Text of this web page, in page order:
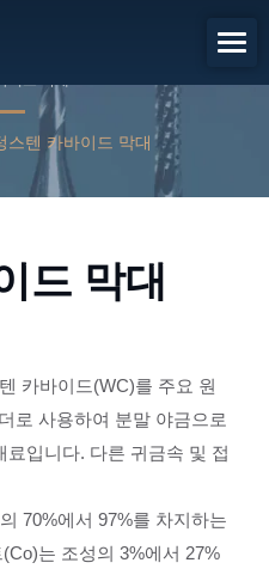
스텐 카바이드 막대
드 막대
카바이드(WC)를 주요 원
로 사용하여 분말 야금으로
입니다. 다른 귀금속 및 접
70%에서 97%를 차지하는
는 조성의 3%에서 27%